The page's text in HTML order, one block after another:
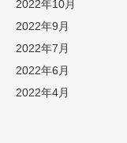
2022年10月
2022年9月
2022年7月
2022年6月
2022年4月